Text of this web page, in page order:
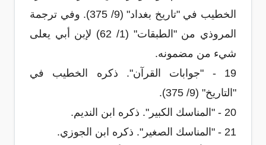
الخطيب في "تاريخ بغداد" (9/ 375). وفي ترجمة
المروذي من "الطبقات" (1/ 62) لإبن أبي يعلى
شيء من مضمونه.
19 - "جوابات القرآن". ذكره الخطيب في
"التاريخ" (9/ 375).
20 - "المناسك الكبير". ذكره ابن النديم.
21 - "المناسك الصغير". ذكره ابن الجوزي.